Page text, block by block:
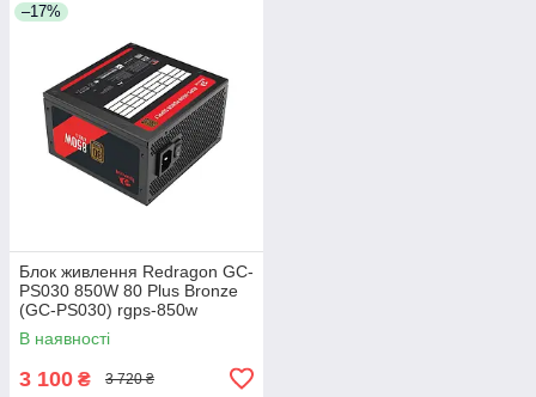
–17%
Блок живлення Redragon GC-
PS030 850W 80 Plus Bronze
(GC-PS030) rgps-850w
В наявності
3 100 ₴ 3 720 ₴